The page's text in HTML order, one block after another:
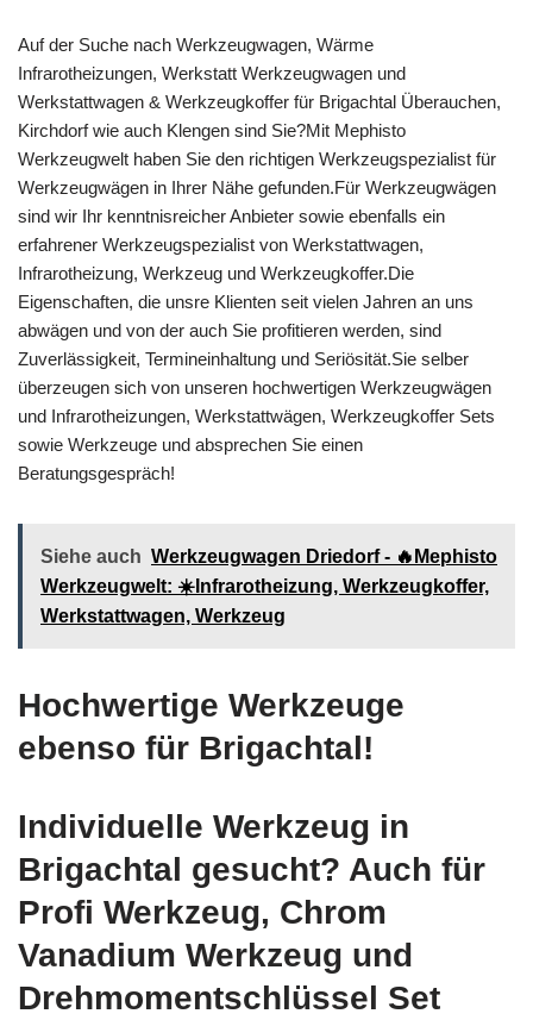
Auf der Suche nach Werkzeugwagen, Wärme
Infrarotheizungen, Werkstatt Werkzeugwagen und
Werkstattwagen & Werkzeugkoffer für Brigachtal Überauchen,
Kirchdorf wie auch Klengen sind Sie?Mit Mephisto
Werkzeugwelt haben Sie den richtigen Werkzeugspezialist für
Werkzeugwägen in Ihrer Nähe gefunden.Für Werkzeugwägen
sind wir Ihr kenntnisreicher Anbieter sowie ebenfalls ein
erfahrener Werkzeugspezialist von Werkstattwagen,
Infrarotheizung, Werkzeug und Werkzeugkoffer.Die
Eigenschaften, die unsre Klienten seit vielen Jahren an uns
abwägen und von der auch Sie profitieren werden, sind
Zuverlässigkeit, Termineinhaltung und Seriösität.Sie selber
überzeugen sich von unseren hochwertigen Werkzeugwägen
und Infrarotheizungen, Werkstattwägen, Werkzeugkoffer Sets
sowie Werkzeuge und absprechen Sie einen
Beratungsgespräch!
Siehe auch Werkzeugwagen Driedorf - 🔥Mephisto
Werkzeugwelt: ☀️Infrarotheizung, Werkzeugkoffer,
Werkstattwagen, Werkzeug
Hochwertige Werkzeuge
ebenso für Brigachtal!
Individuelle Werkzeug in
Brigachtal gesucht? Auch für
Profi Werkzeug, Chrom
Vanadium Werkzeug und
Drehmomentschlüssel Set